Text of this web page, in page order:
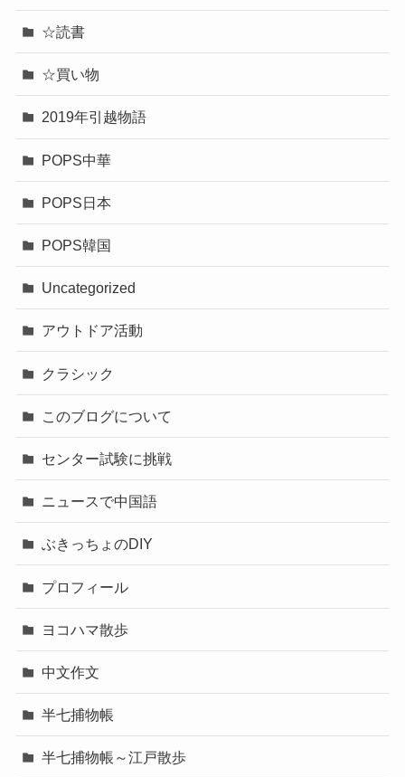
☆読書
☆買い物
2019年引越物語
POPS中華
POPS日本
POPS韓国
Uncategorized
アウトドア活動
クラシック
このブログについて
センター試験に挑戦
ニュースで中国語
ぶきっちょのDIY
プロフィール
ヨコハマ散歩
中文作文
半七捕物帳
半七捕物帳～江戸散歩